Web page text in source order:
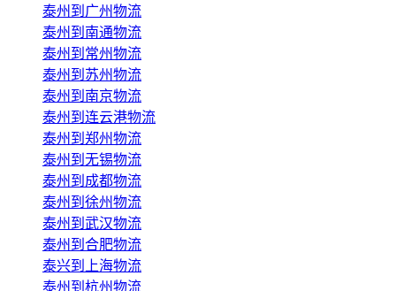
泰州到广州物流
泰州到南通物流
泰州到常州物流
泰州到苏州物流
泰州到南京物流
泰州到连云港物流
泰州到郑州物流
泰州到无锡物流
泰州到成都物流
泰州到徐州物流
泰州到武汉物流
泰州到合肥物流
泰兴到上海物流
泰州到杭州物流